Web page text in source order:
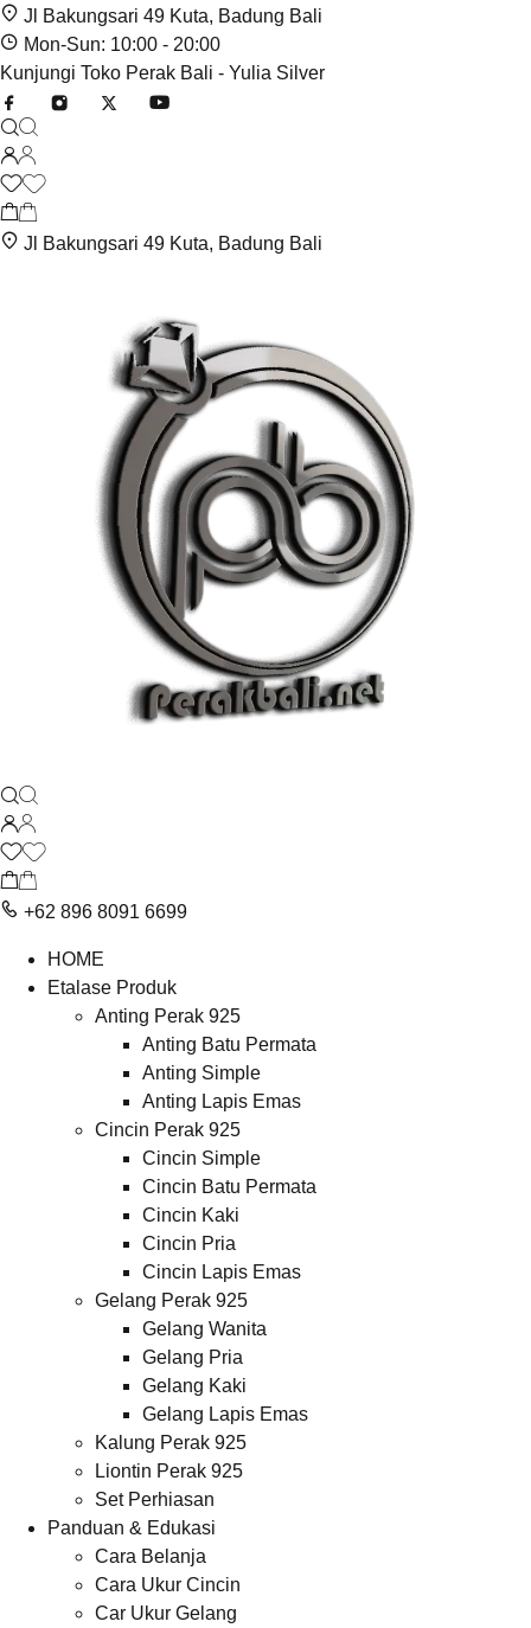
Jl Bakungsari 49 Kuta, Badung Bali
Mon-Sun: 10:00 - 20:00
Kunjungi Toko Perak Bali - Yulia Silver
Jl Bakungsari 49 Kuta, Badung Bali
+62 896 8091 6699
HOME
Etalase Produk
Anting Perak 925
Anting Batu Permata
Anting Simple
Anting Lapis Emas
Cincin Perak 925
Cincin Simple
Cincin Batu Permata
Cincin Kaki
Cincin Pria
Cincin Lapis Emas
Gelang Perak 925
Gelang Wanita
Gelang Pria
Gelang Kaki
Gelang Lapis Emas
Kalung Perak 925
Liontin Perak 925
Set Perhiasan
Panduan & Edukasi
Cara Belanja
Cara Ukur Cincin
Car Ukur Gelang